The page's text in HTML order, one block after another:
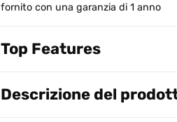
fornito con una garanzia di 1 anno
Top Features
Descrizione del